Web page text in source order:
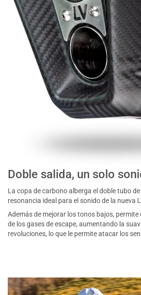
Doble salida, un solo
La copa de carbono alberga el doble tubo
resonancia ideal para el sonido de la nueva
Además de mejorar los tonos bajos,
de los gases de escape, aumentando la
revoluciones, lo que le permite atacar los